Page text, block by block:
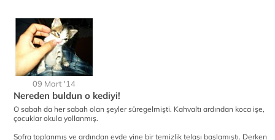
09 Mart '14
Nereden buldun o kediyi!
O sabah da her sabah olan şeyler süregelmişti. Kahvaltı ardından koca işe,
çocuklar okula yollanmış.
Sofra toplanmış ve ardından evde yine bir temizlik telaşı başlamıştı. Derken